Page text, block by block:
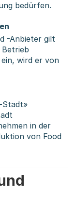
bedürfen.
-Anbieter gilt
wird er von
Stadt»
in der
von Food